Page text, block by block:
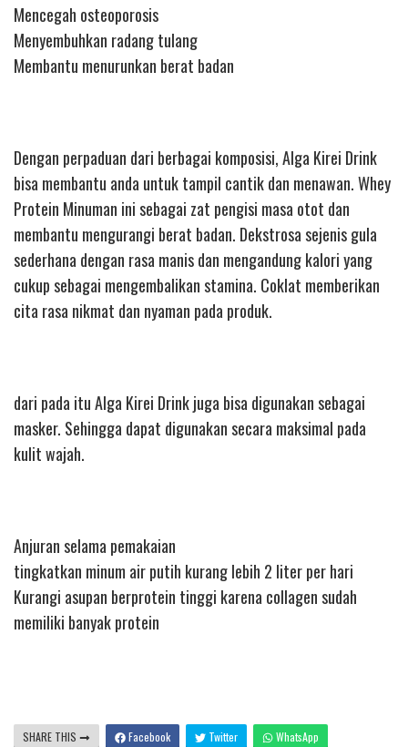
Mencegah osteoporosis
Menyembuhkan radang tulang
Membantu menurunkan berat badan
Dengan perpaduan dari berbagai komposisi, Alga Kirei Drink
bisa membantu anda untuk tampil cantik dan menawan. Whey
Protein Minuman ini sebagai zat pengisi masa otot dan
membantu mengurangi berat badan. Dekstrosa sejenis gula
sederhana dengan rasa manis dan mengandung kalori yang
cukup sebagai mengembalikan stamina. Coklat memberikan
cita rasa nikmat dan nyaman pada produk.
dari pada itu Alga Kirei Drink juga bisa digunakan sebagai
masker. Sehingga dapat digunakan secara maksimal pada
kulit wajah.
Anjuran selama pemakaian
tingkatkan minum air putih kurang lebih 2 liter per hari
Kurangi asupan berprotein tinggi karena collagen sudah
memiliki banyak protein
SHARE THIS Facebook Twitter WhatsApp